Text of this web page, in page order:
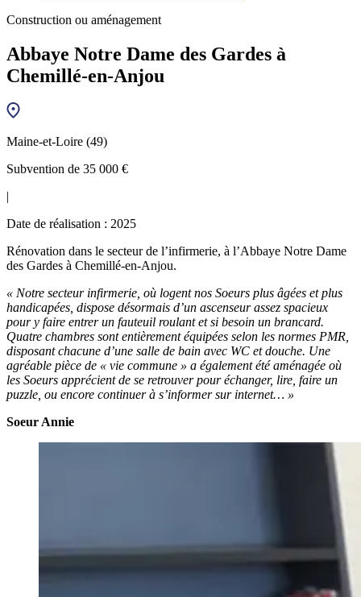
Construction ou aménagement
Abbaye Notre Dame des Gardes à
Chemillé-en-Anjou
Maine-et-Loire (49)
Subvention de 35 000 €
Date de réalisation : 2025
Rénovation dans le secteur de l’infirmerie, à l’Abbaye Notre Dame
des Gardes à Chemillé-en-Anjou.
« Notre secteur infirmerie, où logent nos Soeurs plus âgées etplus
handicapées, dispose désormais d’un ascenseur assez spacieux
pour y faire entrer un fauteuil roulant et si besoin un brancard.
Quatre chambres sont entièrement équipées selon les normes PMR,
disposant chacune d’une salle de bain avec WC etdouche. Une
agréable pièce de « vie commune » a égalementété aménagée où
les Soeurs apprécient de se retrouver pouréchanger, lire, faire un
puzzle, ou encore continuer à s’informersur internet… »
Soeur Annie